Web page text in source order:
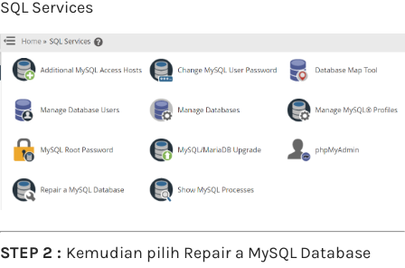
SQL Services
STEP 2 : Kemudian pilih Repair a MySQL Database